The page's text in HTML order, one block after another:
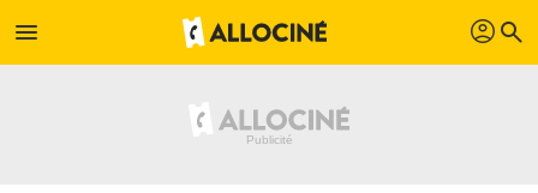
menu profil search